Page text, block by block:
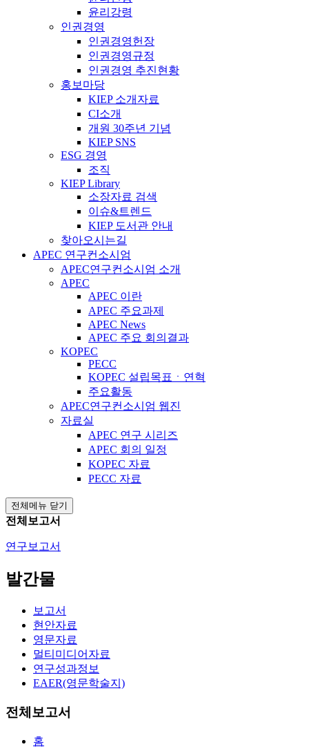
윤리강령
인권경영
인권경영헌장
인권경영규정
인권경영 추진현황
홍보마당
KIEP 소개자료
CI소개
개원 30주년 기념
KIEP SNS
ESG 경영
조직
KIEP Library
소장자료 검색
이슈&트렌드
KIEP 도서관 안내
찾아오시는길
APEC 연구컨소시엄
APEC연구컨소시엄 소개
APEC
APEC 이란
APEC 주요과제
APEC News
APEC 주요 회의결과
KOPEC
PECC
KOPEC 설립목표ㆍ연혁
주요활동
APEC연구컨소시엄 웹진
자료실
APEC 연구 시리즈
APEC 회의 일정
KOPEC 자료
PECC 자료
전체메뉴 닫기
전체보고서
연구보고서
발간물
보고서
현안자료
영문자료
멀티미디어자료
연구성과정보
EAER(영문학술지)
전체보고서
홈